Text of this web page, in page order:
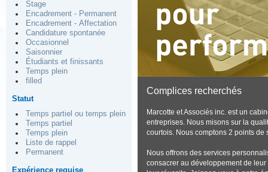
Stage
Encadrement - Permanent
Encadrement - Affectation
Candidature spontanée
Occasionnel
Saisonnier
Étudiants et finissants
Temps plein
filled
Statut
Temps partiel ou temps plein
Temps partiel
Temps plein
Liste de rappel
Permanent
Expérience requise
Complices recherchés
Marcotte et Associés inc. est un
entreprises. Nous misons sur la
courtois. Nous comptons 2 points
Nous offrons des services
consacrer au développement de